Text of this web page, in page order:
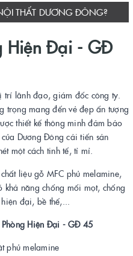
THẤT DƯƠNG ĐÔNG?
Hiện Đại - GĐ
trí lãnh đạo, giám đốc công ty.
trọng mang đến vẻ đẹp ấn tượng
thiết kế thông minh đảm bảo
Dương Đông cải tiến sản
một cách tinh tế, tỉ mỉ.
liệu gỗ MFC phủ melamine,
năng chống mối mọt, chống
đại, bề thế,...
Phòng Hiện Đại - GĐ 45
phủ melamine